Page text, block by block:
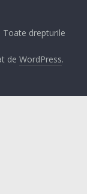
. Toate drepturile
de WordPress.